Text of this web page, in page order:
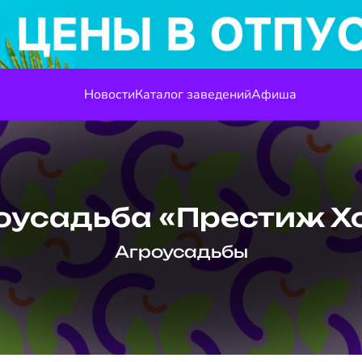
НовостиКаталог заведенийАфиша
«Престиж
Агроусадьбы